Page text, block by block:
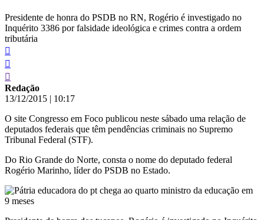
Presidente de honra do PSDB no RN, Rogério é investigado no
Inquérito 3386 por falsidade ideológica e crimes contra a ordem
tributária
Redação
13/12/2015 | 10:17
O site Congresso em Foco publicou neste sábado uma relação de
deputados federais que têm pendências criminais no Supremo
Tribunal Federal (STF).
Do Rio Grande do Norte, consta o nome do deputado federal
Rogério Marinho, líder do PSDB no Estado.